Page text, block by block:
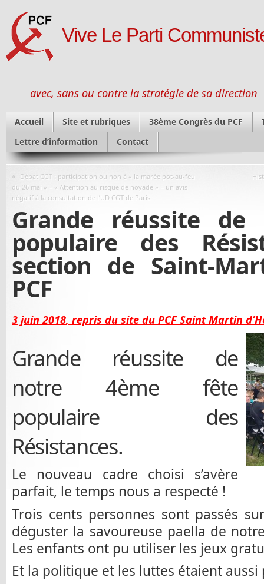
Vive Le Parti
avec, sans ou contre la stratégie de sa direction
Accueil Site et rubriques 38ème Congrès du PCF
Lettre d’information
Contact
« Débat CGT : participation ou non à « la marée pot-au-feu
du 26 mai » – « Attention au risque de noyade » – un avis
négatif à la consultation de l’UD CGT de Paris
Grande réussite
populaire des
section de Saint-
PCF
3 juin 2018, repris du site du PCFSaint Martin
Grande réussite de
notre 4ème fête
populaire des
Résistances.
Le nouveau cadre choisi s’avère
parfait, le temps nous a respecté !
Trois cents personnes sont passés
déguster la savoureuse paella de
Les enfants ont pu utiliser les jeux
Et la politique et les luttes étaient aussi